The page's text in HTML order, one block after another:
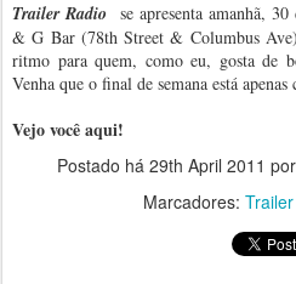
Trailer Radio se apresenta amanhã,
& G Bar (78th Street & Columbus
ritmo para quem, como eu, gosta de
Venha que o final de semana está apenas
Vejo você aqui!
Postado há 29th April 2011 por
Marcadores: